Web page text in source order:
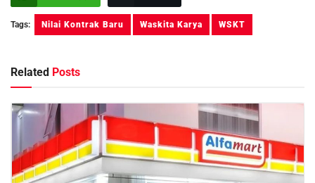
Tags: Nilai Kontrak Baru Waskita Karya WSKT
Related Posts